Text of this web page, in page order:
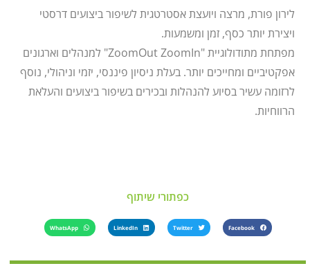
לירון פורת, מרצה ויועצת אסטרטגית לשיפור ביצועים דרסטי
ויצירת יותר כסף, זמן ומשמעות.
מפתחת מתודולוגיית "ZoomOut ZoomIn" למנהלים וארגונים
אפקטיביים ומחייכים יותר. בעלת ניסיון פיננסי, יזמי וניהולי, נוסף
לרזומה עשיר בסיוע להנהלות ובכירים בשיפור ביצועים והעלאת
הרווחיות.
כפתורי שיתוף
Facebook
Twitter
LinkedIn
WhatsApp